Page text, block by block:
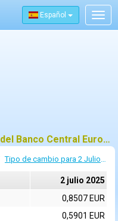
Español
Tipos de cambio de referencia del Banco Central Europeo (BCE) para 2 julio 2025
Tipo de cambio para 2 Julio 2025
2 julio 2025
0,8507 EUR
0,5901 EUR